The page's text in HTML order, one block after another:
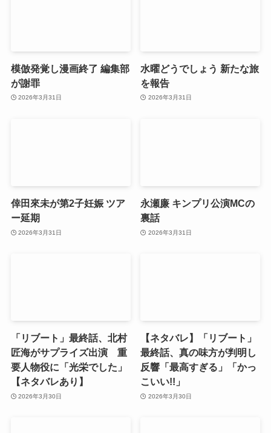
模倣発覚し漫画終了 編集部
が謝罪
2026年3月31日
水曜どうでしょう 新たな旅
を報告
2026年3月31日
倖田來未が第2子妊娠 ツア
ー延期
2026年3月31日
永瀬廉 キンプリ公演MCの
裏話
2026年3月31日
「リブート」最終話、北村
匠海がサプライズ出演 重
要人物役に「光栄でした」
【ネタバレあり】
2026年3月30日
【ネタバレ】「リブート」
最終話、真の味方が判明し
反響「最高すぎる」「かっ
こいい!!」
2026年3月30日